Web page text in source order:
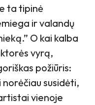
ta tipinė
ir valandų
O kai kalba
vyrą,
požiūris:
norėčiau susidėti,
vienoje